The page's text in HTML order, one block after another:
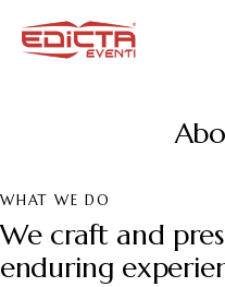
WHAT WE DO
We craft and
enduring